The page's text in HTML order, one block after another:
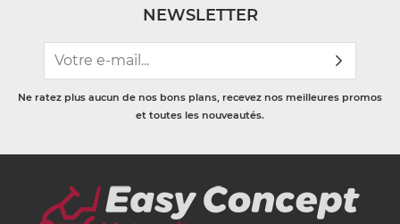
NEWSLETTER
Ne ratez plus aucun de nos bons plans, recevez nos meilleures promos
et toutes les nouveautés.